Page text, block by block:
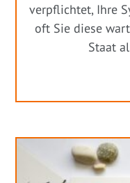
verpflichtet, Ihre
oft Sie diese
Staat